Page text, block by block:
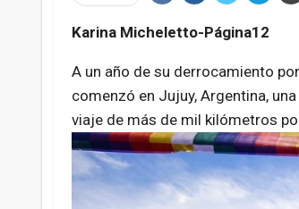
Karina Micheletto-Página12
A un año de su derrocamiento
comenzó en Jujuy, Argentina,
viaje de más de mil kilómetros